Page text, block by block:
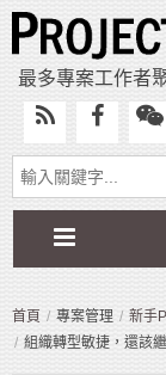
最多專案工作者
首頁 專案管理
新手
組織轉型敏捷，還該